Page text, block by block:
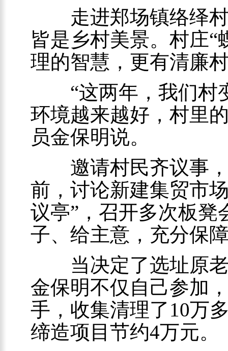
走进郑场镇络绎村
皆是乡村美景。村庄“
理的智慧，更有清廉
“这两年，我们村
环境越来越好，村里
员金保明说。
邀请村民齐议事，
前，讨论新建集贸市
议亭”，召开多次板凳
子、给主意，充分保
当决定了选址原老
金保明不仅自己参加
手，收集清理了10万
缔造项目节约4万元。